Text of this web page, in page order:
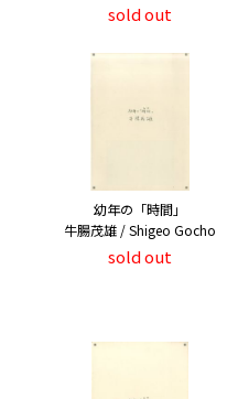
sold out
幼年の「時間」
牛腸茂雄 / Shigeo Gocho
sold out